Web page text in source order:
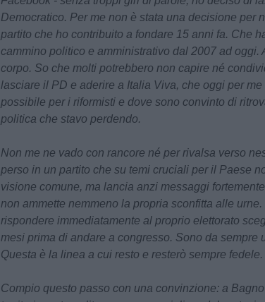
Democratico. Per me non è stata una decisione per
partito che ho contribuito a fondare 15 anni fa. Che
cammino politico e amministrativo dal 2007 ad oggi.
corpo. So che molti potrebbero non capire né
lasciare il PD e aderire a Italia Viva, che oggi per me
possibile per i riformisti e dove sono convinto di
politica che stavo perdendo.
Non me ne vado con rancore né per rivalsa verso
perso in un partito che su temi cruciali per il Paese
visione comune, ma lancia anzi messaggi
non ammette nemmeno la propria sconfitta alle
rispondere immediatamente al proprio elettorato
mesi prima di andare a congresso. Sono da sempre
Questa è la linea a cui resto e resterò sempre fedele.
Compio questo passo con una convinzione: a